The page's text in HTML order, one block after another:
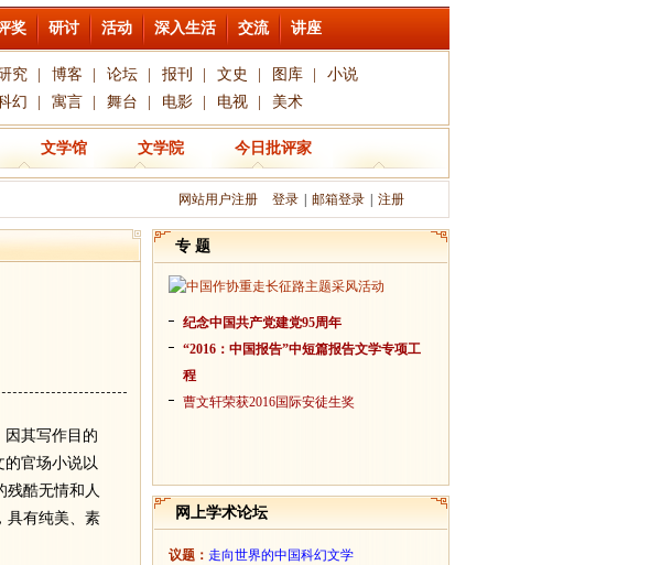
奖 研讨 活动 深入生活 交流 讲座
究 博客 论坛 报刊 文史 图库
小说
幻 寓言 舞台 电影 电视 美术
文学馆 文学院 今日批评家
网站用户注册 登录 邮箱登录 注册
其写作目的
的官场小说以
残酷无情和人
具有纯美、素
专 题
纪念中国共产党建党95周年
“2016：中国报告”中短篇报告文学专项工
程
曹文轩荣获2016国际安徒生奖
网上学术论坛
议题： 走向世界的中国科幻文学